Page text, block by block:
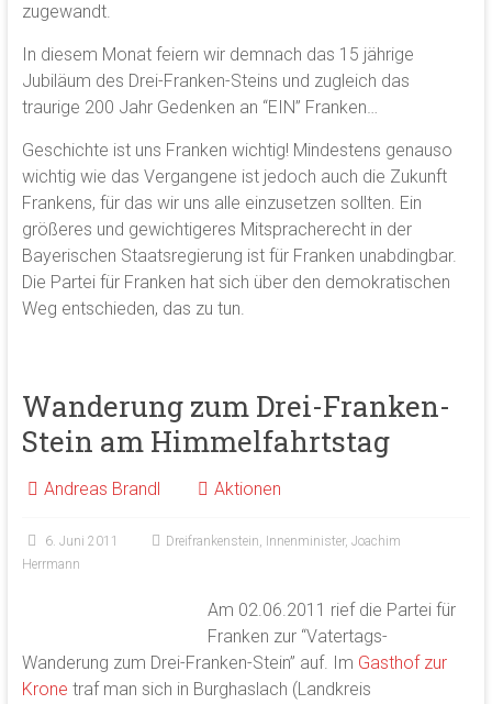
zugewandt.
In diesem Monat feiern wir demnach das 15 jährige
Jubiläum des Drei-Franken-Steins und zugleich das
traurige 200 Jahr Gedenken an “EIN” Franken…
Geschichte ist uns Franken wichtig! Mindestens genauso
wichtig wie das Vergangene ist jedoch auch die Zukunft
Frankens, für das wir uns alle einzusetzen sollten. Ein
größeres und gewichtigeres Mitspracherecht in der
Bayerischen Staatsregierung ist für Franken unabdingbar.
Die Partei für Franken hat sich über den demokratischen
Weg entschieden, das zu tun.
Wanderung zum Drei-Franken-
Stein am Himmelfahrtstag
Andreas Brandl Aktionen
6. Juni 2011 Dreifrankenstein, Innenminister, Joachim
Herrmann
Am 02.06.2011 rief die Partei für
Franken zur “Vatertags-
Wanderung zum Drei-Franken-Stein” auf. Im Gasthof zur
Krone traf man sich in Burghaslach (Landkreis